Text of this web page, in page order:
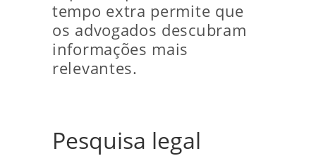
tempo extra permite que
os advogados descubram
informações mais
relevantes.
Pesquisa legal